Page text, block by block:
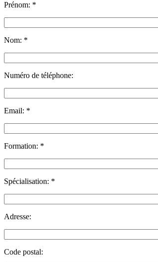
Prénom: *
Nom: *
Numéro de téléphone:
Email: *
Formation: *
Spécialisation: *
Adresse:
Code postal: